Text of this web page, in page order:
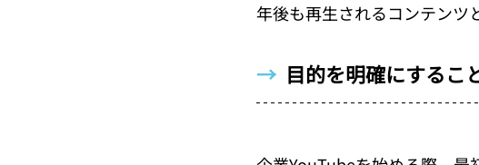
年後も再生されるコンテンツ
→ 目的を明確にするこ